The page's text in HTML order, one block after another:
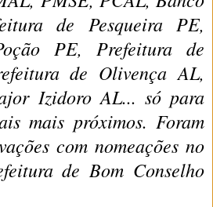
de Pesqueira PE,
PE, Prefeitura de
de Olivença AL,
Izidoro AL... só para
mais próximos. Foram
com nomeações no
de Bom Conselho